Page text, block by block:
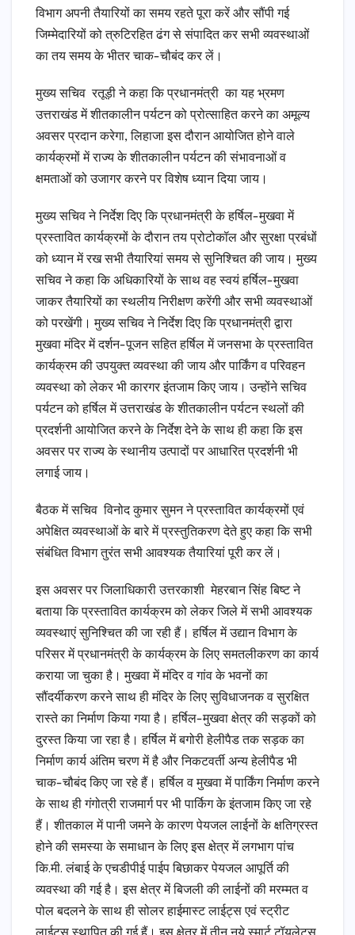
विभाग अपनी तैयारियों का समय रहते पूरा करें और सौंपी गई
जिम्मेदारियों को त्रुटिरहित ढंग से संपादित कर सभी व्यवस्थाओं
का तय समय के भीतर चाक-चौबंद कर लें।
मुख्य सचिव रतूड़ी ने कहा कि प्रधानमंत्री का यह भ्रमण
उत्तराखंड में शीतकालीन पर्यटन को प्रोत्साहित करने का अमूल्य
अवसर प्रदान करेगा, लिहाजा इस दौरान आयोजित होने वाले
कार्यक्रमों में राज्य के शीतकालीन पर्यटन की संभावनाओं व
क्षमताओं को उजागर करने पर विशेष ध्यान दिया जाय।
मुख्य सचिव ने निर्देश दिए कि प्रधानमंत्री के हर्षिल-मुखवा में
प्रस्तावित कार्यक्रमों के दौरान तय प्रोटोकॉल और सुरक्षा प्रबंधों
को ध्यान में रख सभी तैयारियां समय से सुनिश्चित की जाय। मुख्य
सचिव ने कहा कि अधिकारियों के साथ वह स्वयं हर्षिल-मुखवा
जाकर तैयारियों का स्थलीय निरीक्षण करेंगी और सभी व्यवस्थाओं
को परखेंगी। मुख्य सचिव ने निर्देश दिए कि प्रधानमंत्री द्वारा
मुखवा मंदिर में दर्शन-पूजन सहित हर्षिल में जनसभा के प्रस्तावित
कार्यक्रम की उपयुक्त व्यवस्था की जाय और पार्किंग व परिवहन
व्यवस्था को लेकर भी कारगर इंतजाम किए जाय। उन्होंने सचिव
पर्यटन को हर्षिल में उत्तराखंड के शीतकालीन पर्यटन स्थलों की
प्रदर्शनी आयोजित करने के निर्देश देने के साथ ही कहा कि इस
अवसर पर राज्य के स्थानीय उत्पादों पर आधारित प्रदर्शनी भी
लगाई जाय।
बैठक में सचिव विनोद कुमार सुमन ने प्रस्तावित कार्यक्रमों एवं
अपेक्षित व्यवस्थाओं के बारे में प्रस्तुतिकरण देते हुए कहा कि सभी
संबंधित विभाग तुरंत सभी आवश्यक तैयारियां पूरी कर लें।
इस अवसर पर जिलाधिकारी उत्तरकाशी मेहरबान सिंह बिष्ट ने
बताया कि प्रस्तावित कार्यक्रम को लेकर जिले में सभी आवश्यक
व्यवस्थाएं सुनिश्चित की जा रही हैं। हर्षिल में उद्यान विभाग के
परिसर में प्रधानमंत्री के कार्यक्रम के लिए समतलीकरण का कार्य
कराया जा चुका है। मुखवा में मंदिर व गांव के भवनों का
सौंदर्यीकरण करने साथ ही मंदिर के लिए सुविधाजनक व सुरक्षित
रास्ते का निर्माण किया गया है। हर्षिल-मुखवा क्षेत्र की सड़कों को
दुरस्त किया जा रहा है। हर्षिल में बगोरी हेलीपैड तक सड़क का
निर्माण कार्य अंतिम चरण में है और निकटवर्ती अन्य हेलीपैड भी
चाक-चौबंद किए जा रहे हैं। हर्षिल व मुखवा में पार्किंग निर्माण करने
के साथ ही गंगोत्री राजमार्ग पर भी पार्किग के इंतजाम किए जा रहे
हैं। शीतकाल में पानी जमने के कारण पेयजल लाईनों के क्षतिग्रस्त
होने की समस्या के समाधान के लिए इस क्षेत्र में लगभाग पांच
कि.मी. लंबाई के एचडीपीई पाईप बिछाकर पेयजल आपूर्ति की
व्यवस्था की गई है। इस क्षेत्र में बिजली की लाईनों की मरम्मत व
पोल बदलने के साथ ही सोलर हाईमास्ट लाईट्स एवं स्ट्रीट